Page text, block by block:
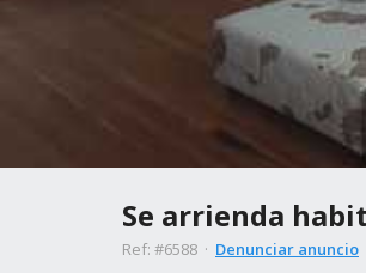
Se arrienda
Ref: #6588 · Denunciar anuncio